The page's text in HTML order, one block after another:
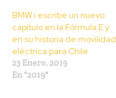
BMW i escribe un nuevo
capítulo en la Fórmula E y
en su historia de movilidad
eléctrica para Chile.
23 Enero, 2019
En "2019"